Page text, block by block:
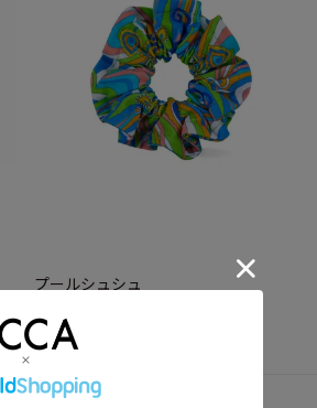
プールシュシュ
¥9,900